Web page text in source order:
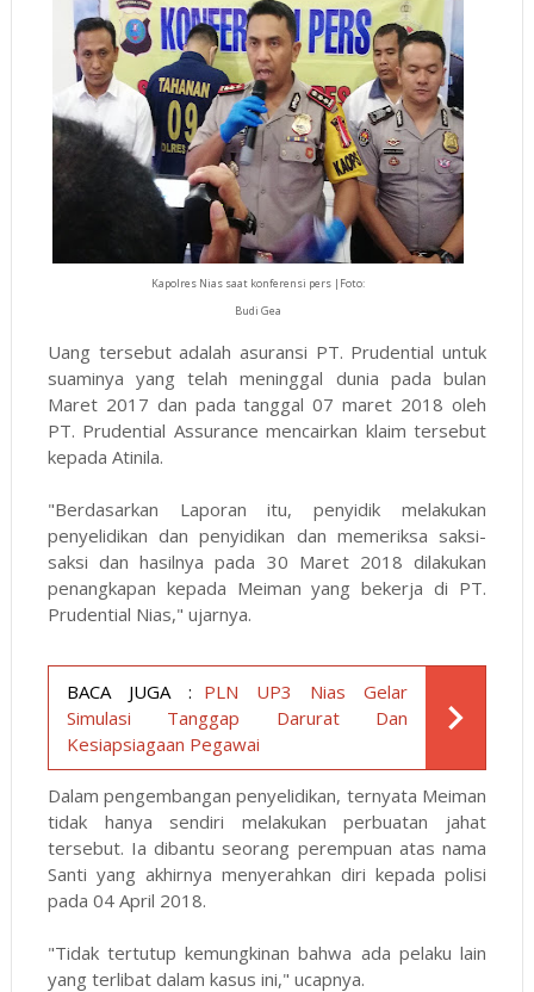
Kapolres Nias saat konferensi pers |Foto:
Budi Gea
Uang tersebut adalah asuransi PT. Prudential untuk
suaminya yang telah meninggal dunia pada bulan
Maret 2017 dan pada tanggal 07 maret 2018 oleh
PT. Prudential Assurance mencairkan klaim tersebut
kepada Atinila.
"Berdasarkan Laporan itu, penyidik melakukan
penyelidikan dan penyidikan dan memeriksa saksi-
saksi dan hasilnya pada 30 Maret 2018 dilakukan
penangkapan kepada Meiman yang bekerja di PT.
Prudential Nias," ujarnya.
BACA JUGA : PLN UP3 Nias Gelar
Simulasi Tanggap Darurat Dan
Kesiapsiagaan Pegawai
Dalam pengembangan penyelidikan, ternyata Meiman
tidak hanya sendiri melakukan perbuatan jahat
tersebut. Ia dibantu seorang perempuan atas nama
Santi yang akhirnya menyerahkan diri kepada polisi
pada 04 April 2018.
"Tidak tertutup kemungkinan bahwa ada pelaku lain
yang terlibat dalam kasus ini," ucapnya.